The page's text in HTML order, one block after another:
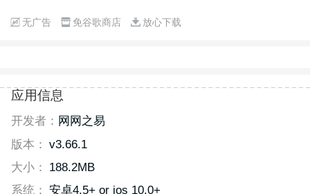
无广告 免谷歌商店 放心下载
应用信息
开发者： 网网之易
版本： v3.66.1
大小：
188.2MB
系统： 安卓4.5+ or ios 10.0+